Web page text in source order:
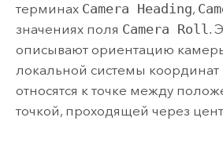
терминах Camera Heading,
значениях поля Camera Roll.
описывают ориентацию
локальной системы
относятся к точке между
точкой, проходящей через